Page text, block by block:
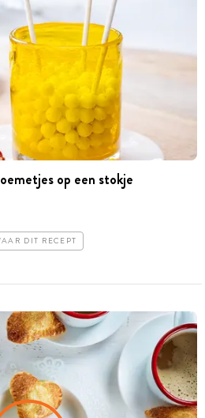
op een stokje
DIT RECEPT